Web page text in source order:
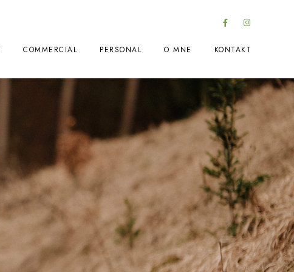
COMMERCIAL PERSONAL O MNE KONTAKT